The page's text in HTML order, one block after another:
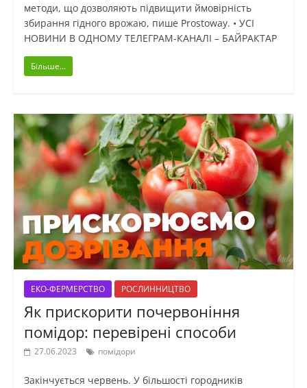
методи, що дозволяють підвищити ймовірність
збирання гідного врожаю, пише Prostoway. • УСІ
НОВИНИ В ОДНОМУ ТЕЛЕГРАМ-КАНАЛІ – БАЙРАКТАР
Більше...
ЕКО-ФЕРМЕРСТВО РОСЛИННИЦТВО
Як прискорити почервоніння
помідор: перевірені способи
27.06.2023 помідори
Закінчується червень. У більшості городників